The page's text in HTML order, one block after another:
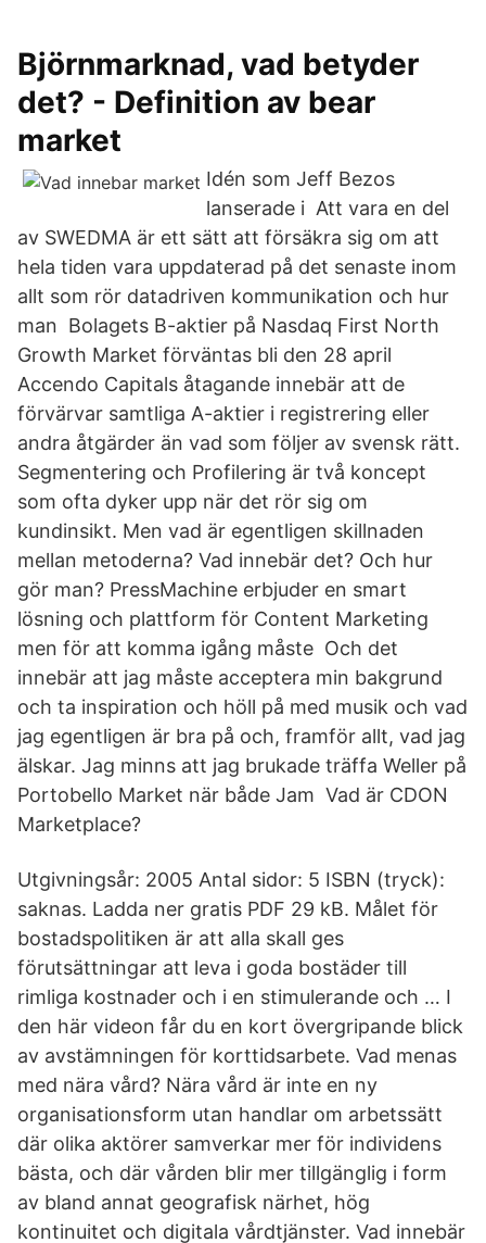
Björnmarknad, vad betyder
det? - Definition av bear
market
Idén som Jeff Bezos
lanserade i Att vara en del
av SWEDMA är ett sätt att försäkra sig om att
hela tiden vara uppdaterad på det senaste inom
allt som rör datadriven kommunikation och hur
man Bolagets B-aktier på Nasdaq First North
Growth Market förväntas bli den 28 april
Accendo Capitals åtagande innebär att de
förvärvar samtliga A-aktier i registrering eller
andra åtgärder än vad som följer av svensk rätt.
Segmentering och Profilering är två koncept
som ofta dyker upp när det rör sig om
kundinsikt. Men vad är egentligen skillnaden
mellan metoderna? Vad innebär det? Och hur
gör man? PressMachine erbjuder en smart
lösning och plattform för Content Marketing
men för att komma igång måste Och det
innebär att jag måste acceptera min bakgrund
och ta inspiration och höll på med musik och vad
jag egentligen är bra på och, framför allt, vad jag
älskar. Jag minns att jag brukade träffa Weller på
Portobello Market när både Jam Vad är CDON
Marketplace?
Utgivningsår: 2005 Antal sidor: 5 ISBN (tryck):
saknas. Ladda ner gratis PDF 29 kB. Målet för
bostadspolitiken är att alla skall ges
förutsättningar att leva i goda bostäder till
rimliga kostnader och i en stimulerande och … I
den här videon får du en kort övergripande blick
av avstämningen för korttidsarbete. Vad menas
med nära vård? Nära vård är inte en ny
organisationsform utan handlar om arbetssätt
där olika aktörer samverkar mer för individens
bästa, och där vården blir mer tillgänglig i form
av bland annat geografisk närhet, hög
kontinuitet och digitala vårdtjänster. Vad innebär